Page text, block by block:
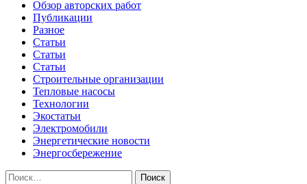
Обзор авторских работ
Публикации
Разное
Статьи
Статьи
Статьи
Строительные организации
Тепловые насосы
Технологии
Экостатьи
Электромобили
Энергетические новости
Энергосбережение
Найти: